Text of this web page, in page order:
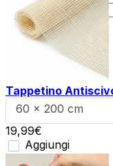
:product_name
-
+
Tappetino
60 x 200 cm
19,99€
Aggiungi